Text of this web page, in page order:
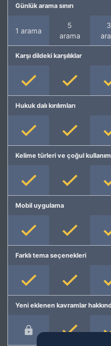
Günlük arama sınırı
1 arama
5
arama
Karşı dildeki karşılıklar
Hukuk dalı kırılımları
Kelime türleri ve çoğul
Mobil uygulama
Farklı tema seçenekleri
Yeni eklenen kavramlar